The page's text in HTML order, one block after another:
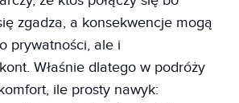
zgadza, a konsekwencje mogą
prywatności, ale i
Właśnie dlatego w podróży
ile prosty nawyk: